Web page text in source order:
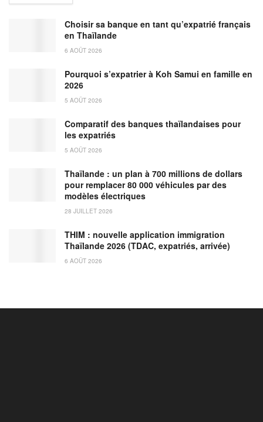
Choisir sa banque en tant qu’expatrié français
en Thaïlande
6 AOÛT 2026
Pourquoi s’expatrier à Koh Samui en famille en
2026
5 AOÛT 2026
Comparatif des banques thaïlandaises pour
les expatriés
5 AOÛT 2026
Thaïlande : un plan à 700 millions de dollars
pour remplacer 80 000 véhicules par des
modèles électriques
28 JUILLET 2026
THIM : nouvelle application immigration
Thaïlande 2026 (TDAC, expatriés, arrivée)
6 AOÛT 2026